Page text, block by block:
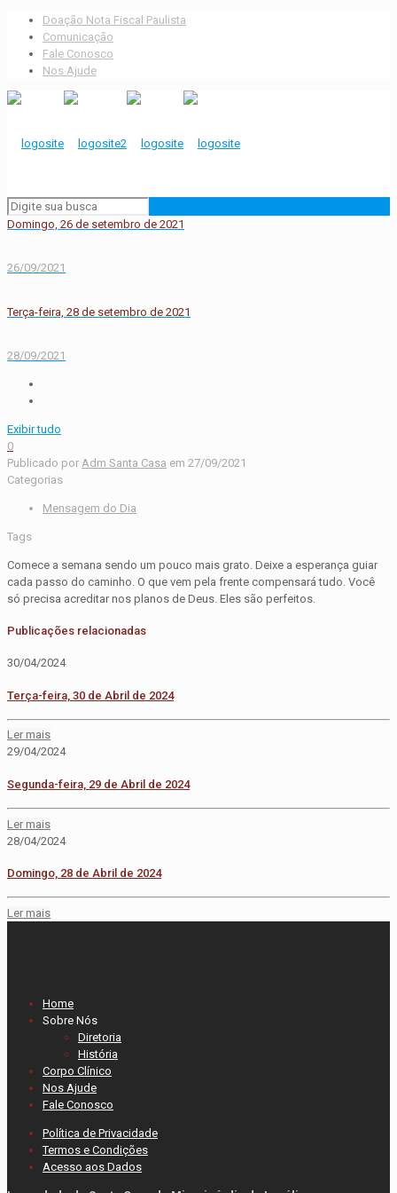
Doação Nota Fiscal Paulista
Comunicação
Fale Conosco
Nos Ajude
Domingo, 26 de setembro de 2021
26/09/2021
Terça-feira, 28 de setembro de 2021
28/09/2021
Exibir tudo
0
Publicado por Adm Santa Casa em 27/09/2021
Categorias
Mensagem do Dia
Tags
Comece a semana sendo um pouco mais grato. Deixe a esperança guiar
cada passo do caminho. O que vem pela frente compensará tudo. Você
só precisa acreditar nos planos de Deus. Eles são perfeitos.
Publicações relacionadas
30/04/2024
Terça-feira, 30 de Abril de 2024
Ler mais
29/04/2024
Segunda-feira, 29 de Abril de 2024
Ler mais
28/04/2024
Domingo, 28 de Abril de 2024
Ler mais
Home
Sobre Nós
Diretoria
História
Corpo Clínico
Nos Ajude
Fale Conosco
Política de Privacidade
Termos e Condições
Acesso aos Dados